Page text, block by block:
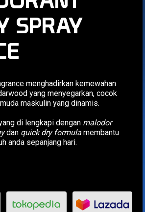
SPRAY
menghadirkan kemewahan
yang menyegarkan, cocok
maskulin yang dinamis.
di lengkapi dengan malodor
dan quick dry formula membantu
anda sepanjang hari.